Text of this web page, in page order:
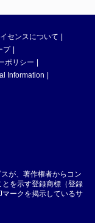
センスについて
プ
ポリシー
Information
が、著作権者からコン
を示す登録商標（登録
ークを掲示しているサ